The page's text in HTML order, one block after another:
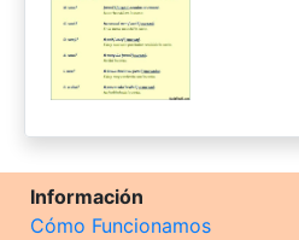
Información
Cómo Funcionamos